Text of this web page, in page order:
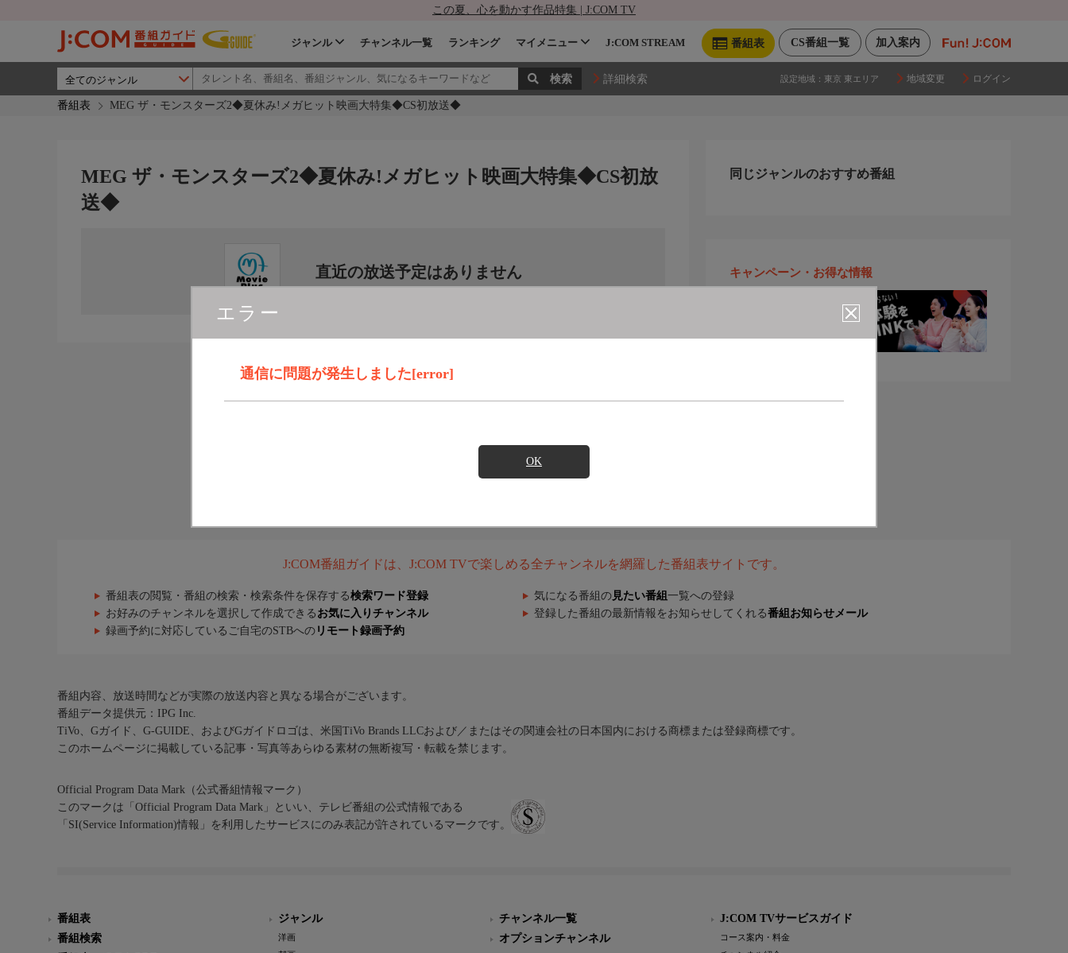
この夏、心を動かす作品特集 | J:COM TV
加入案内
CS番組一覧
番組表
ジャンル チャンネル一覧 ランキング マイメニュー J:COM STREAM
詳細検索 設定地域： 東京 東エリア 地域変更 ログイン
番組表 MEG ザ・モンスターズ2◆夏休み!メガヒット映画大特集◆CS初放送◆
エラー
通信に問題が発生しました[error]
OK
MEG ザ・モンスターズ2◆夏休み!メガヒット映画大特集◆CS初放
送◆
直近の放送予定はありません
同じジャンルのおすすめ番組
キャンペーン・お得な情報
J:COM番組ガイドは、J:COM TVで楽しめる全チャンネルを網羅した番組表サイトです。
番組表の閲覧・番組の検索・検索条件を保存する検索ワード登録 気になる番組の 見たい番組 一覧への登録
お好みのチャンネルを選択して作成できる お気に入りチャンネル 登録した番組の最新情報をお知らせしてくれる番組お知らせメール
録画予約に対応しているご自宅のSTBへの リモート録画予約
番組内容、放送時間などが実際の放送内容と異なる場合がございます。
番組データ提供元：IPG Inc.
TiVo、Gガイド、G-GUIDE、およびGガイドロゴは、米国TiVo Brands LLCおよび／またはその関連会社の日本国内における商標または登録商標です。
このホームページに掲載している記事・写真等あらゆる素材の無断複写・転載を禁じます。
Official Program Data Mark（公式番組情報マーク）
このマークは「Official Program Data Mark」といい、テレビ番組の公式情報である
「SI(Service Information)情報」を利用したサービスにのみ表記が許されているマークです。
番組表
番組検索
ジャンル
洋画
チャンネル一覧
オプションチャンネル
J:COM TVサービスガイド
コース案内・料金